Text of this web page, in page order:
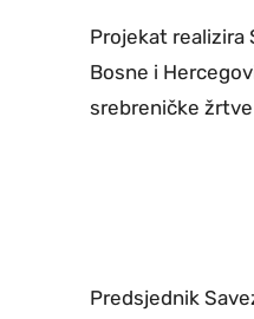
Projekat realizira
Bosne i
srebreničke
Predsjednik